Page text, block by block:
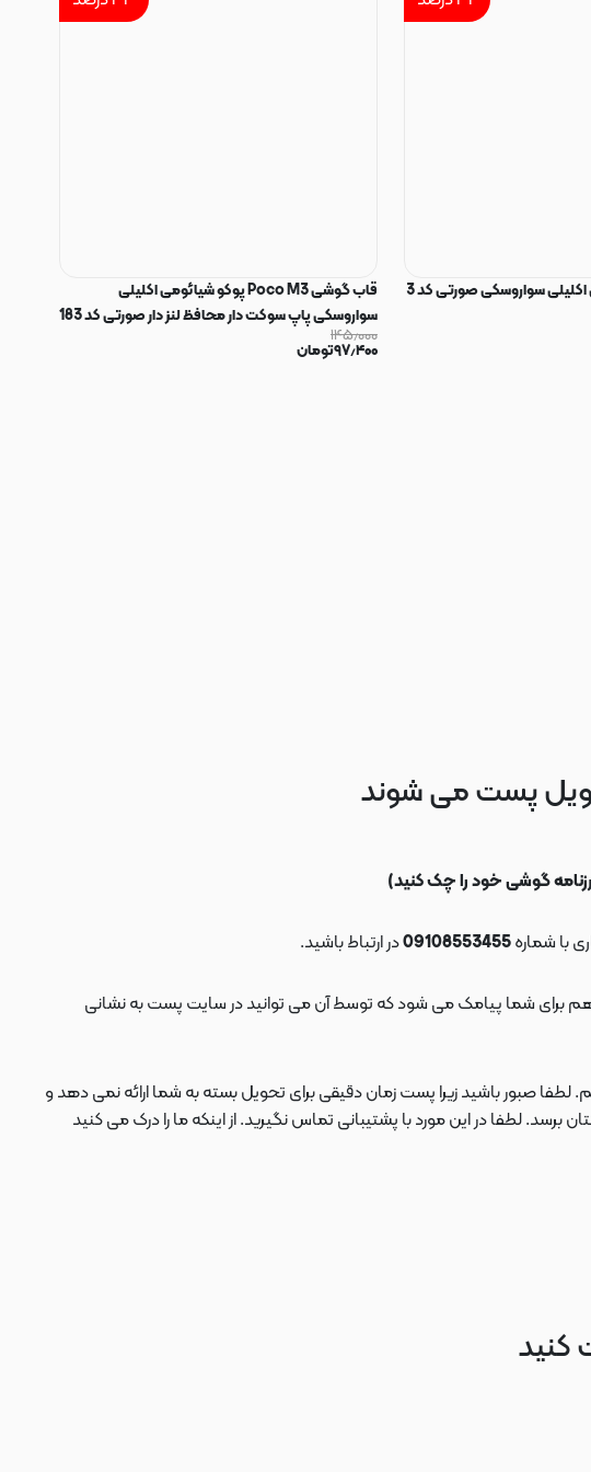
سواروسکی صورتی کد 3
قاب گوشی Poco M3 پوکو شیائومی اکلیلی
سواروسکی پاپ سوکت دار محافظ لنز دار صورتی کد 183
۱۴۵٫۰۰۰
۹۷٫۴۰۰تومان
پست می شوند
با شماره در ارتباط باشید.
صبور باشید زیرا پست زمان دقیقی برای تحویل بسته به شما ارائه نمی دهد و
لطفا در این مورد با پشتیبانی تماس نگیرید. از اینکه ما را درک می کنید
کنید